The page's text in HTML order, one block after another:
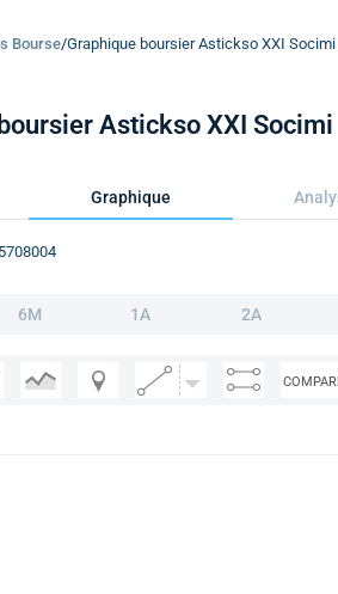
Bourse/Graphique boursier Astickso XXI
Astickso XXI Socimi
Graphique
6M 1A 2A